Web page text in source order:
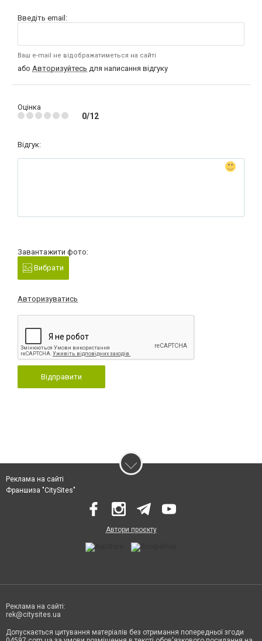
Введіть email:
Ваш e-mail не відображатиметься на сайті
або Авторизуйтесь для написання відгуку
Оцінка
0/12
Відгук:
Завантажити фото:
Вибрати
Авторизуватись
Відправити
Реклама на сайті
Франшиза "CitySites"
Автори проєкту
Реклама на сайті:
rek@citysites.ua
Допускається цитування матеріалів без отримання попередньої згоди